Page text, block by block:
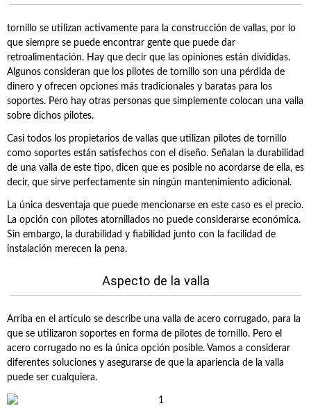
tornillo se utilizan activamente para la construcción de vallas, por lo
que siempre se puede encontrar gente que puede dar
retroalimentación. Hay que decir que las opiniones están divididas.
Algunos consideran que los pilotes de tornillo son una pérdida de
dinero y ofrecen opciones más tradicionales y baratas para los
soportes. Pero hay otras personas que simplemente colocan una valla
sobre dichos pilotes.
Casi todos los propietarios de vallas que utilizan pilotes de tornillo
como soportes están satisfechos con el diseño. Señalan la durabilidad
de una valla de este tipo, dicen que es posible no acordarse de ella, es
decir, que sirve perfectamente sin ningún mantenimiento adicional.
La única desventaja que puede mencionarse en este caso es el precio.
La opción con pilotes atornillados no puede considerarse económica.
Sin embargo, la durabilidad y fiabilidad junto con la facilidad de
instalación merecen la pena.
Aspecto de la valla
Arriba en el artículo se describe una valla de acero corrugado, para la
que se utilizaron soportes en forma de pilotes de tornillo. Pero el
acero corrugado no es la única opción posible. Vamos a considerar
diferentes soluciones y asegurarse de que la apariencia de la valla
puede ser cualquiera.